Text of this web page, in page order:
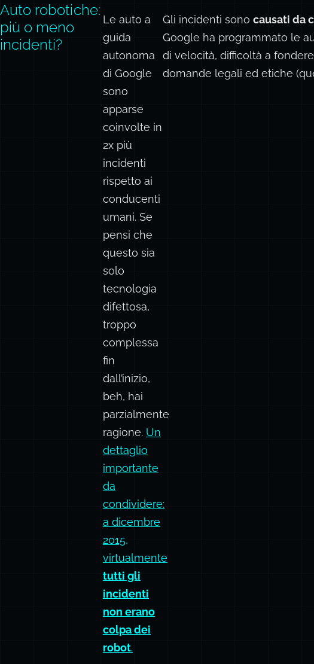
Auto robotiche:
più o meno
incidenti?
Le auto a
guida
autonoma
di Google
sono
apparse
coinvolte in
2x più
incidenti
rispetto ai
conducenti
umani. Se
pensi che
questo sia
solo
tecnologia
difettosa,
troppo
complessa
fin
dall’inizio,
beh, hai
parzialmente
ragione. Un
dettaglio
importante
da
condividere:
a dicembre
2015,
virtualmente
tutti gli
incidenti
non erano
colpa dei
robot.
Gli incidenti sono causati da
Google ha programmato le
di velocità, difficoltà a
domande legali ed etiche